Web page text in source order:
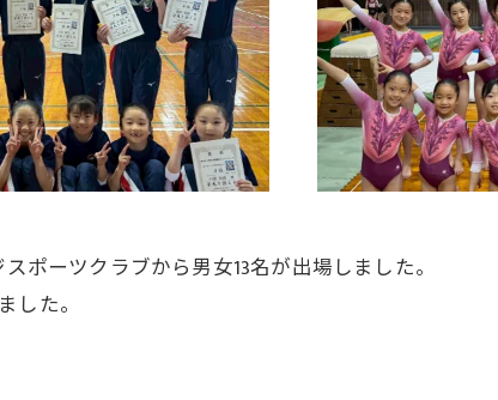
ポーツクラブから男女13名が出場しました。
た。